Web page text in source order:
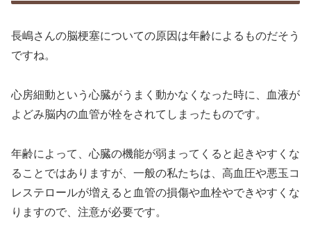
長嶋さんの脳梗塞についての原因は年齢によるものだそう
ですね。
心房細動という心臓がうまく動かなくなった時に、血液が
よどみ脳内の血管が栓をされてしまったものです。
年齢によって、心臓の機能が弱まってくると起きやすくな
ることではありますが、一般の私たちは、高血圧や悪玉コ
レステロールが増えると血管の損傷や血栓やできやすくな
りますので、注意が必要です。